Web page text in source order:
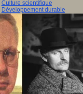
Culture scientifique
Développement durable
Intelligence artificielle
Logiciels libres
Métavers
Outils et logiciels
Réalité augmentée
Ressources sciences
Robotique
Technologies
Acteurs des territoires
Ecole et structure
Economie